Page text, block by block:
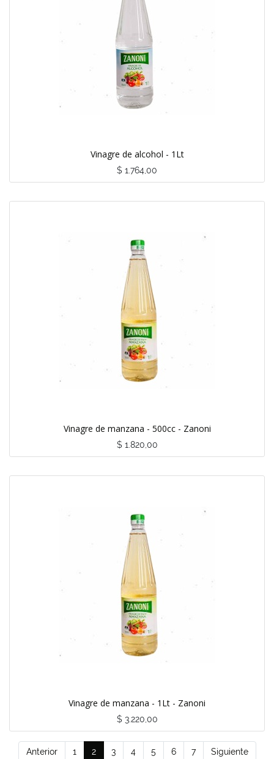
Vinagre de alcohol - 1Lt
$ 1.764,00
Vinagre de manzana - 500cc - Zanoni
$ 1.820,00
Vinagre de manzana - 1Lt - Zanoni
$ 3.220,00
Anterior 1 2 3 4 5 6 7 Siguiente